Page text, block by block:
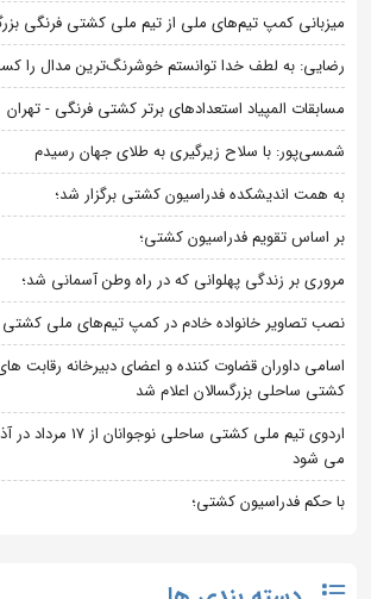
میزبانی کمپ تیم‌های ملی از تیم ملی کشتی فرنگی
رضایی: به لطف خدا توانستم خوشرنگ‌ترین مدال را
مسابقات المپیاد استعدادهای برتر کشتی فرنگی - تهران
شمسی‌پور: با سلاح زیرگیری به طلای جهان رسیدم
به همت اندیشکده فدراسیون کشتی برگزار شد؛
بر اساس تقویم فدراسیون کشتی؛
مروری بر زندگی پهلوانی که در راه وطن آسمانی شد؛
نصب تصاویر خانواده خادم در کمپ تیم‌های ملی کشتی
اسامی داوران قضاوت کننده و اعضای دبیرخانه رقابت
کشتی ساحلی بزرگسالان اعلام شد
اردوی تیم ملی کشتی
می شود
با حکم فدراسیون کشتی؛